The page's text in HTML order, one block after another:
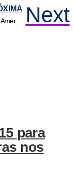
Brasil decide AmeriCup feminina de basquete contra Estados Unidos Next
para
nos